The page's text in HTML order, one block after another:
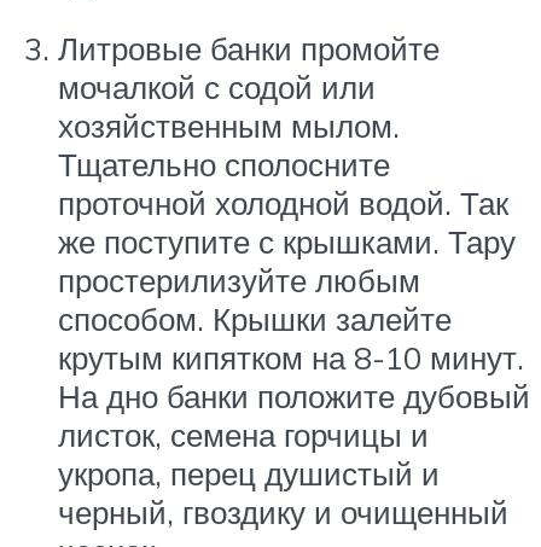
Литровые банки промойте
мочалкой с содой или
хозяйственным мылом.
Тщательно сполосните
проточной холодной водой. Так
же поступите с крышками. Тару
простерилизуйте любым
способом. Крышки залейте
крутым кипятком на 8-10 минут.
На дно банки положите дубовый
листок, семена горчицы и
укропа, перец душистый и
черный, гвоздику и очищенный